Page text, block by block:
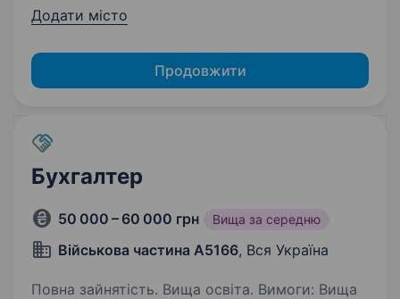
Додати місто
Продовжити
Бухгалтер
50 000 – 60 000 грн Вища за середню
Військова частина А5166, Вся Україна
Повна зайнятість. Вища освіта. Вимоги: Вища